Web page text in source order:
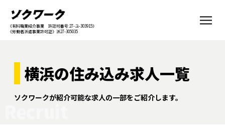
《有料職業紹介事業 許認可番号:27-ユ-303915》
《労働者派遣事業許可証》派27-305035
横浜の住み込み求人一覧
ソクワークが紹介可能な求人の一部をご紹介します。